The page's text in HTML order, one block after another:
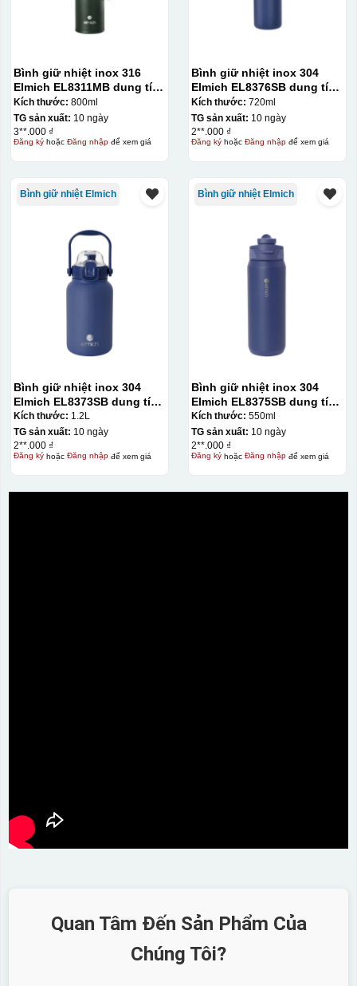
Bình giữ nhiệt inox 316
Elmich EL8311MB dung tích
800ml
Kích thước: 800ml
TG sản xuất: 10 ngày
3**.000 ₫
Đăng kýhoặc Đăng nhậpđể xem giá
Bình giữ nhiệt inox 304
Elmich EL8376SB dung tích
720ml
Kích thước: 720ml
TG sản xuất: 10 ngày
2**.000 ₫
Đăng kýhoặc Đăng nhậpđể xem giá
Bình giữ nhiệt Elmich
Bình giữ nhiệt inox 304
Elmich EL8373SB dung tích
1.2L
Kích thước: 1.2L
TG sản xuất: 10 ngày
2**.000 ₫
Đăng kýhoặc Đăng nhậpđể xem giá
Bình giữ nhiệt Elmich
Bình giữ nhiệt inox 304
Elmich EL8375SB dung tích
550ml
Kích thước: 550ml
TG sản xuất: 10 ngày
2**.000 ₫
Đăng kýhoặc Đăng nhậpđể xem giá
Quan Tâm Đến Sản Phẩm Của
Chúng Tôi?